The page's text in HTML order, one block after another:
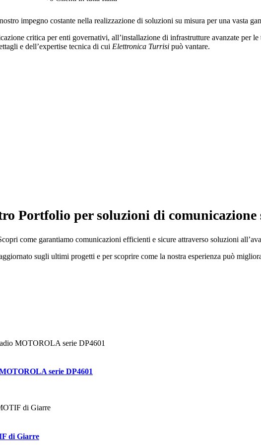
impegno costante nella realizzazione di soluzioni su misura per una vasta
critica per enti governativi, all’installazione di infrastrutture avanzate per
e dell’expertise tecnica di cui Elettronica Turrisi può vantare.
Portfolio per soluzioni di comunicazione
come garantiamo comunicazioni efficienti e sicure attraverso soluzioni
sugli ultimi progetti e per scoprire come la nostra esperienza può
serie DP4601
di Giarre